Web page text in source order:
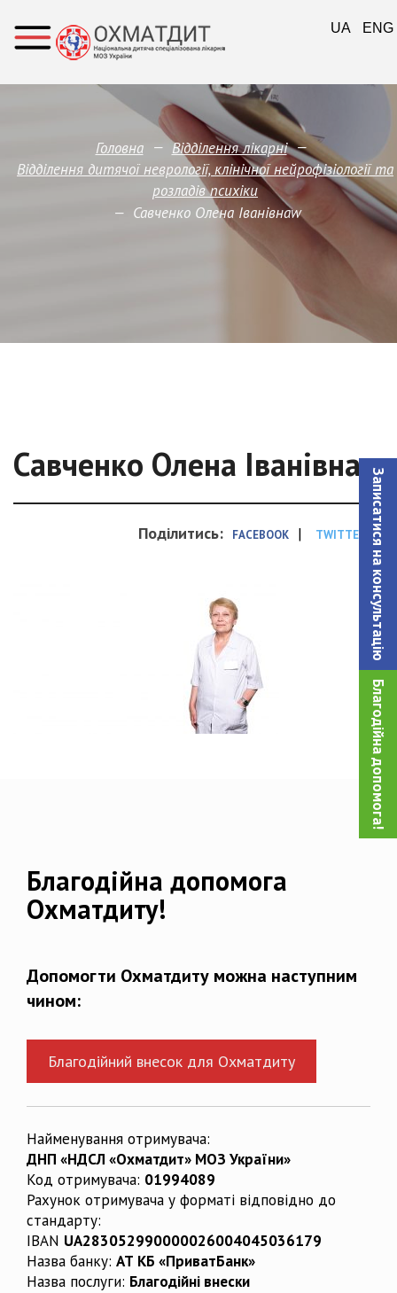
Записатися на консультацiю
Благодійна допомога!
Головна — Відділення лікарні —
Відділення дитячої неврології, клінічної нейрофізіології та
розладів психіки
— Савченко Олена Іванівнаw
Савченко Олена Іванівнаw
Поділитись: FACEBOOK | TWITTER
Благодійна допомога
Охматдиту!
Допомогти Охматдиту можна наступним
чином:
Благодійний внесок для Охматдиту
Найменування отримувача:
ДНП «НДСЛ «Охматдит» МОЗ України»
Код отримувача: 01994089
Рахунок отримувача у форматі відповідно до
стандарту:
IBAN UA283052990000026004045036179
Назва банку: АТ КБ «ПриватБанк»
Назва послуги: Благодійні внески
UA ENG